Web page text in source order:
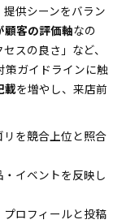
供シーンをバラン
顧客の評価軸なの
スの良さ」など、
策ガイドラインに触
載を増やし、来店前
を競合上位と照合
イベントを反映し
ロフィールと投稿